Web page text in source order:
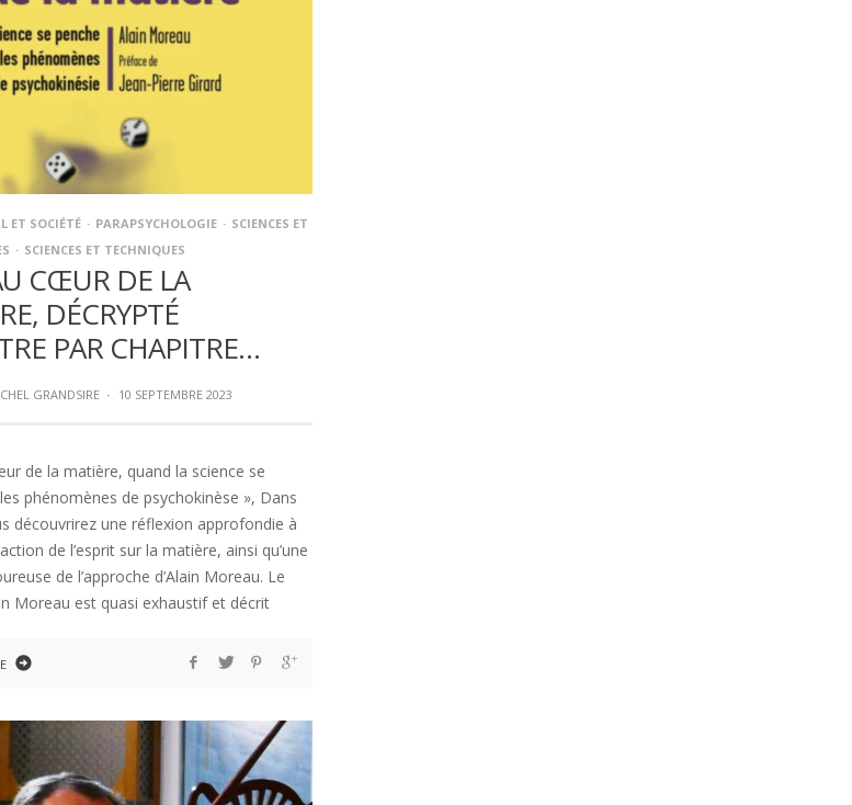
ET SOCIÉTÉ PARAPSYCHOLOGIE
SCIENCES ET
SCIENCES ET TECHNIQUES
CŒUR DE LA
DÉCRYPTÉ
PAR CHAPITRE…
GRANDSIRE · 10 SEPTEMBRE 2023
de la matière, quand la science se
phénomènes de psychokinèse », Dans
découvrirez une réflexion approfondie à
de l’esprit sur la matière, ainsi qu’une
de l’approche d’Alain Moreau. Le
Moreau est quasi exhaustif et décrit